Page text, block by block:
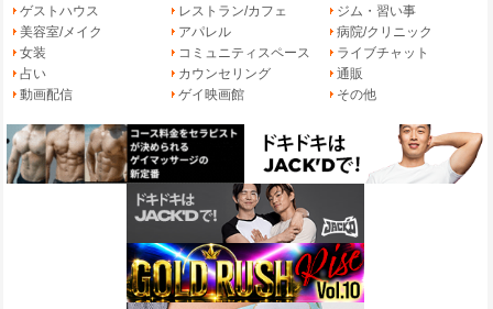
ゲストハウス
レストラン/カフェ
ジム・習い事
美容室/メイク
アパレル
病院/クリニック
女装
コミュニティスペース
ライブチャット
占い
カウンセリング
通販
動画配信
ゲイ映画館 その他